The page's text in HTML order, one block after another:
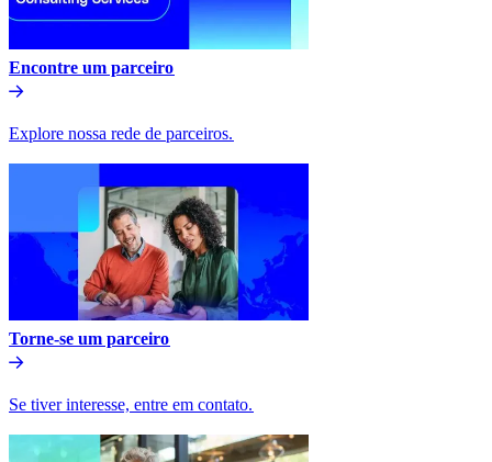
Encontre um parceiro​​
Explore nossa rede de parceiros.​​
Torne-se um parceiro​​
Se tiver interesse, entre em contato.​​